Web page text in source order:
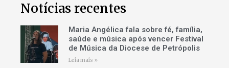
Notícias recentes
Maria Angélica fala sobre fé, família,
saúde e música após vencer Festival
de Música da Diocese de Petrópolis
Leia mais »